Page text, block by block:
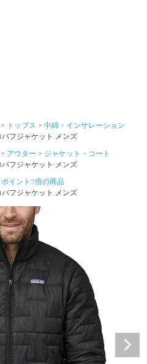
トップス
中綿・インサレーション
フジャケット メンズ
アウター
ジャケット・コート
フジャケット メンズ
ポイント5倍の商品
フジャケット メンズ